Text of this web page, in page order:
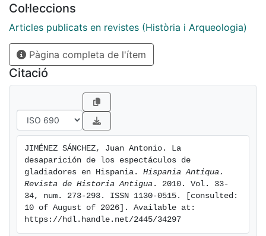
Col·leccions
Articles publicats en revistes (Història i Arqueologia)
Pàgina completa de l'ítem
Citació
JIMÉNEZ SÁNCHEZ, Juan Antonio. La
desaparición de los espectáculos de
gladiadores en Hispania. Hispania Antiqua.
Revista de Historia Antigua . 2010. Vol. 33-
34, num. 273-293. ISSN 1130-0515. [consulted:
10 of August of 2026]. Available at:
https://hdl.handle.net/2445/34297